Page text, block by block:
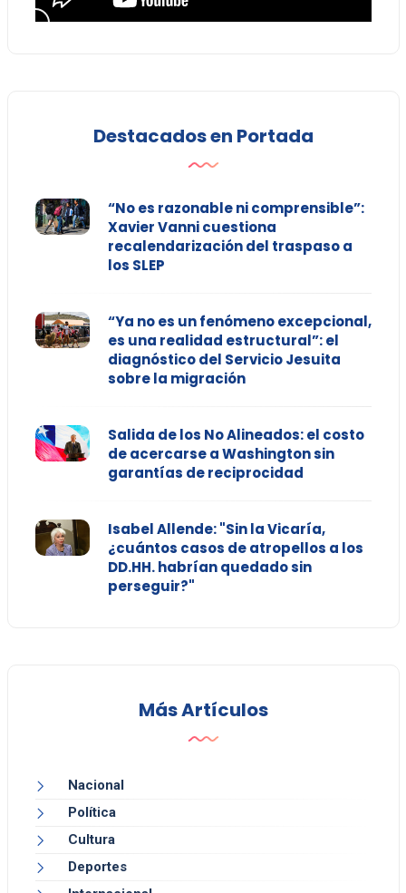
Destacados en Portada
“No es razonable ni comprensible”:
Xavier Vanni cuestiona
recalendarización del traspaso a
los SLEP
“Ya no es un fenómeno excepcional,
es una realidad estructural”: el
diagnóstico del Servicio Jesuita
sobre la migración
Salida de los No Alineados: el costo
de acercarse a Washington sin
garantías de reciprocidad
Isabel Allende: "Sin la Vicaría,
¿cuántos casos de atropellos a los
DD.HH. habrían quedado sin
perseguir?"
Más Artículos
Nacional
Política
Cultura
Deportes